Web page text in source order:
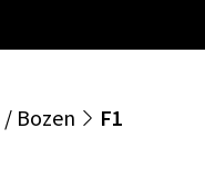
/ Bozen F1